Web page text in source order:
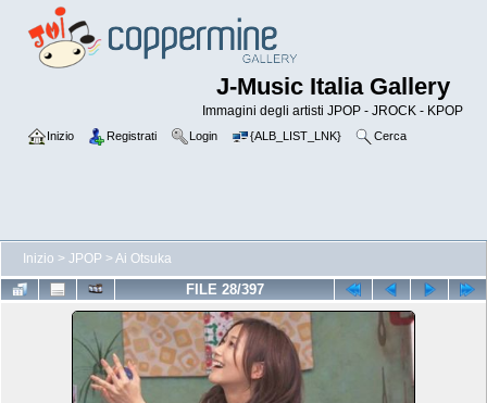
J-Music Italia Gallery
Immagini degli artisti JPOP - JROCK - KPOP
Inizio Registrati Login {ALB_LIST_LNK} Cerca
Inizio > JPOP >Ai Otsuka
FILE 28/397